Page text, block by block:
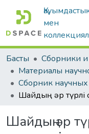
мен
Басты
Шайдың әр